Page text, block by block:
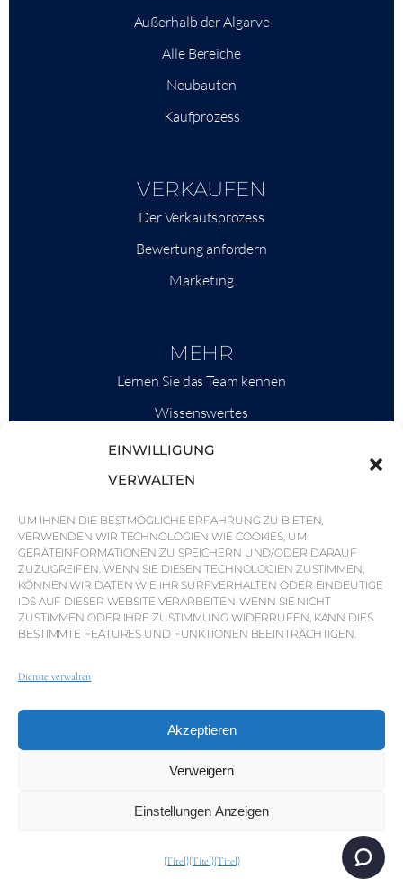
EINWILLIGUNG
VERWALTEN
UM IHNEN DIE BESTMÖGLICHE ERFAHRUNG ZU BIETEN,
VERWENDEN WIR TECHNOLOGIEN WIE COOKIES, UM
GERÄTEINFORMATIONEN ZU SPEICHERN UND/ODER DARAUF
ZUZUGREIFEN. WENN SIE DIESEN TECHNOLOGIEN ZUSTIMMEN,
KÖNNEN WIR DATEN WIE IHR SURFVERHALTEN ODER EINDEUTIGE
IDS AUF DIESER WEBSITE VERARBEITEN. WENN SIE NICHT
ZUSTIMMEN ODER IHRE ZUSTIMMUNG WIDERRUFEN, KANN DIES
BESTIMMTE FEATURES UND FUNKTIONEN BEEINTRÄCHTIGEN.
Dienste verwalten
Akzeptieren
Verweigern
Einstellungen Anzeigen
{Titel}{Titel}{Titel}
Außerhalb der Algarve
Alle Bereiche
Neubauten
Kaufprozess
VERKAUFEN
Der Verkaufsprozess
Bewertung anfordern
Marketing
MEHR
Lernen Sie das Team kennen
Wissenswertes
Savills
Marktinformationen
Nachrichten & Veranstaltungen
Karten der Region
Gemeinschaft
Karriere
Alle Rechte vorbehalten 2026.
DatenschutzerklärungImpressumAGB
Whistleblowing-Kanal
© QP Savills – Mills & Mills Lda. Alle Rechte vorbehalten.